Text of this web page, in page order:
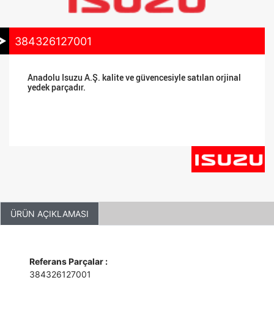
384326127001
Anadolu Isuzu A.Ş. kalite ve güvencesiyle satılan orjinal
yedek parçadır.
ÜRÜN AÇIKLAMASI
Referans Parçalar :
384326127001